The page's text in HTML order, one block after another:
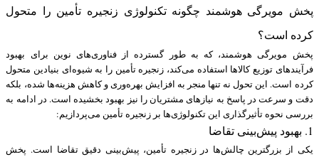
پخش مویرگی هوشمند چگونه تکنولوژی زنجیره تأمین را متحول
کرده است؟
پخش مویرگی هوشمند، که به طور گسترده از فناوری‌های نوین برای بهبود
فرآیندهای توزیع کالاها استفاده می‌کند، زنجیره تأمین را به شیوه‌ای بنیادین متحول
کرده است. این تحول نه تنها منجر به افزایش بهره‌وری و کاهش هزینه‌ها شده، بلکه
دقت و سرعت در پاسخ به نیازهای مشتریان را نیز بهبود بخشیده است. در ادامه به
بررسی نحوه تأثیرگذاری این تکنولوژی‌ها بر زنجیره تأمین می‌پردازیم:
1. بهبود پیش‌بینی تقاضا
یکی از بزرگترین چالش‌ها در زنجیره تأمین، پیش‌بینی دقیق تقاضا است. پخش